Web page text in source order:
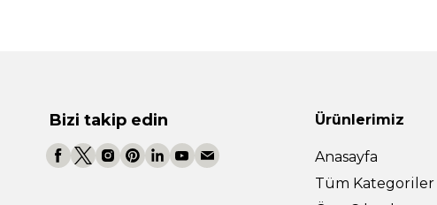
Bizi takip edin Ürünlerimiz
Anasayfa
Tüm Kategoriler